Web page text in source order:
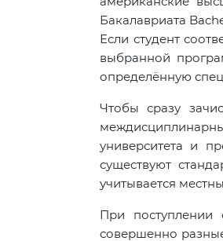
Бакалавриата
Если студент
выбранной
определённую
Чтобы сразу
университета и
существуют
учитывается
При
совершенно